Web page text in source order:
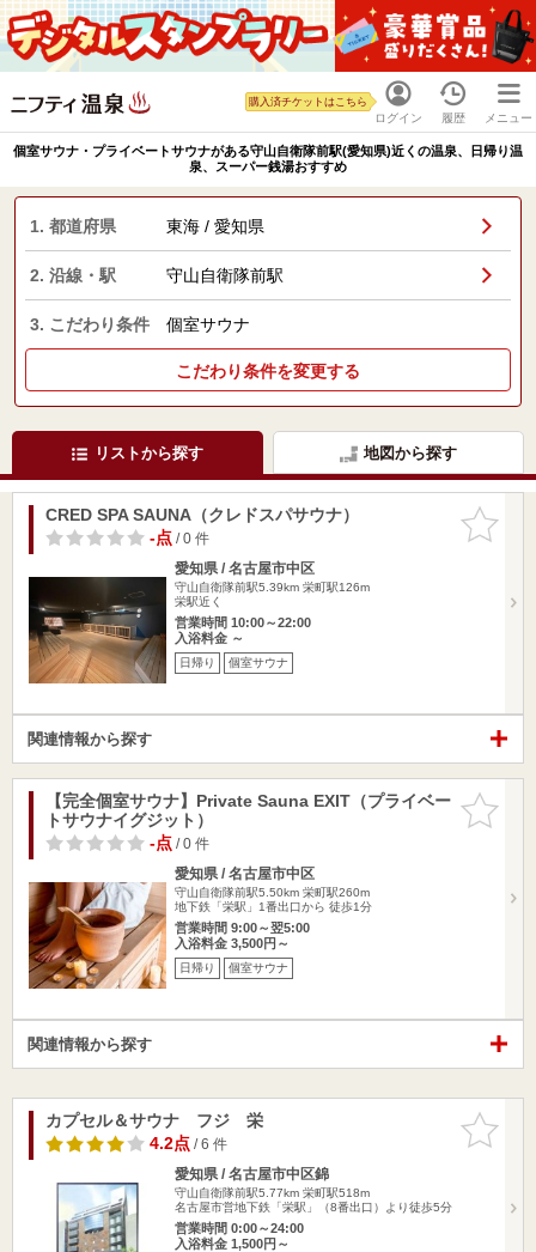
ログイン
購入済チケットはこちら
履歴 メニュー
個室サウナ・プライベートサウナがある守山自衛隊前駅(愛知県)近くの温泉、日帰り温
泉、スーパー銭湯おすすめ
1. 都道府県 東海 / 愛知県
2. 沿線・駅 守山自衛隊前駅
3. こだわり条件 個室サウナ
こだわり条件を変更する
リストから探す 地図から探す
お気に入
りに追加
CRED SPA SAUNA（クレドスパサウナ）
-点/ 0 件
愛知県 / 名古屋市中区
守山自衛隊前駅5.39km 栄町駅126m
栄駅近く
営業時間 10:00～22:00
入浴料金 ～
日帰り 個室サウナ
関連情報から探す
お気に入
りに追加
【完全個室サウナ】Private Sauna EXIT（プライベー
トサウナイグジット）
-点/ 0 件
愛知県 / 名古屋市中区
守山自衛隊前駅5.50km 栄町駅260m
地下鉄「栄駅」1番出口から 徒歩1分
営業時間 9:00～翌5:00
入浴料金 3,500円～
日帰り 個室サウナ
関連情報から探す
お気に入
りに追加
カプセル＆サウナ フジ 栄
4.2点/ 6 件
愛知県 / 名古屋市中区錦
守山自衛隊前駅5.77km 栄町駅518m
名古屋市営地下鉄「栄駅」（8番出口）より徒歩5分
営業時間 0:00～24:00
入浴料金 1,500円～